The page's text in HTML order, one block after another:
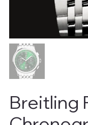
Breitling